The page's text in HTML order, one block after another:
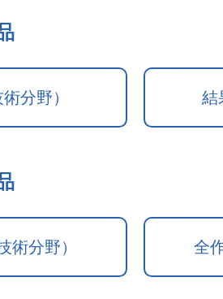
分野） 結
術分野） 全